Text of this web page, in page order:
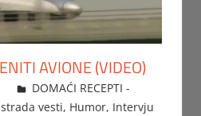
AVIONE (VIDEO)
FTorgAdmin
DOMAĆI RECEPTI -
vesti, Humor, Intervju